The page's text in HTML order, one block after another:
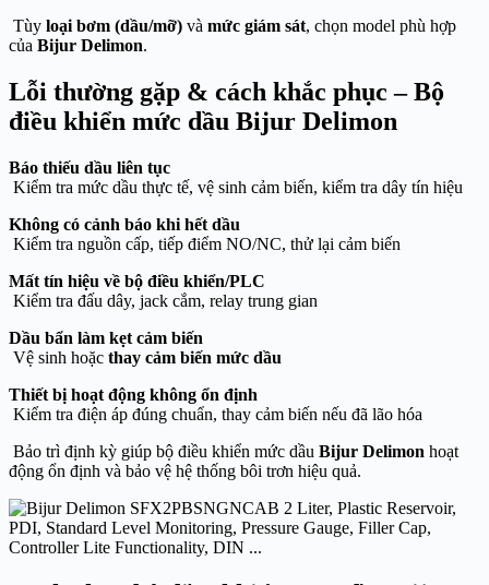
Tùy loại bơm (dầu/mỡ) và mức giám sát, chọn model phù hợp
của Bijur Delimon.
Lỗi thường gặp & cách khắc phục – Bộ
điều khiển mức dầu Bijur Delimon
Báo thiếu dầu liên tục
Kiểm tra mức dầu thực tế, vệ sinh cảm biến, kiểm tra dây tín hiệu
Không có cảnh báo khi hết dầu
Kiểm tra nguồn cấp, tiếp điểm NO/NC, thử lại cảm biến
Mất tín hiệu về bộ điều khiển/PLC
Kiểm tra đấu dây, jack cắm, relay trung gian
Dầu bẩn làm kẹt cảm biến
Vệ sinh hoặc thay cảm biến mức dầu
Thiết bị hoạt động không ổn định
Kiểm tra điện áp đúng chuẩn, thay cảm biến nếu đã lão hóa
Bảo trì định kỳ giúp bộ điều khiển mức dầu Bijur Delimon hoạt
động ổn định và bảo vệ hệ thống bôi trơn hiệu quả.